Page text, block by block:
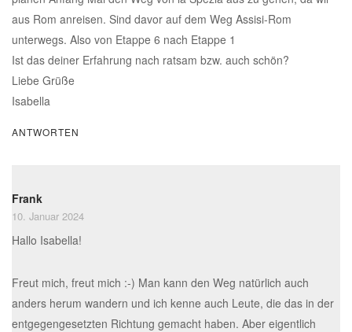
aus Rom anreisen. Sind davor auf dem Weg Assisi-Rom
unterwegs. Also von Etappe 6 nach Etappe 1
Ist das deiner Erfahrung nach ratsam bzw. auch schön?
Liebe Grüße
Isabella
ANTWORTEN
Frank
10. Januar 2024
Hallo Isabella!
Freut mich, freut mich :-) Man kann den Weg natürlich auch
anders herum wandern und ich kenne auch Leute, die das in der
entgegengesetzten Richtung gemacht haben. Aber eigentlich